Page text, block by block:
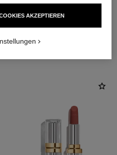
KOMBINATION
AKZEPTIEREN